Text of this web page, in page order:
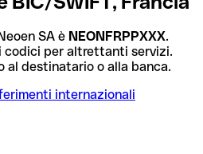
SA è NEONFRPPXXX.
codici per altrettanti servizi.
al destinatario o alla banca.
internazionali